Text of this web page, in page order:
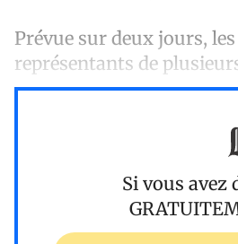
Prévue sur deux jours,
représentants de
Si vous avez